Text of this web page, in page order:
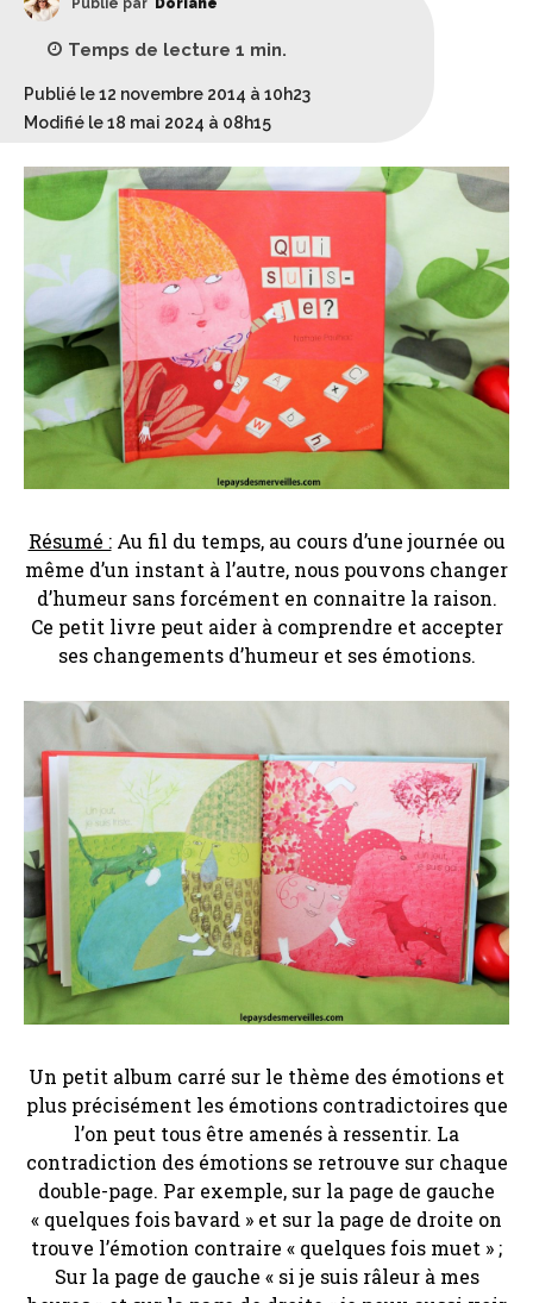
Temps de lecture 1 min.
Publié le 12 novembre 2014 à 10h23
Modifié le 18 mai 2024 à 08h15
Résumé :Au fil du temps, au cours d’une journée ou
même d’un instant à l’autre, nous pouvons changer
d’humeur sans forcément en connaitre la raison.
Ce petit livre peut aider à comprendre et accepter
ses changements d’humeur et ses émotions.
Un petit album carré sur le thème des émotions et
plus précisément les émotions contradictoires que
l’on peut tous être amenés à ressentir. La
contradiction des émotions se retrouve sur chaque
double-page. Par exemple, sur la page de gauche
« quelques fois bavard » et sur la page de droite on
trouve l’émotion contraire « quelques fois muet » ;
Sur la page de gauche « si je suis râleur à mes